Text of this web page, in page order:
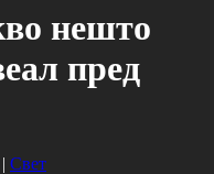
нешто
пред
| Свет